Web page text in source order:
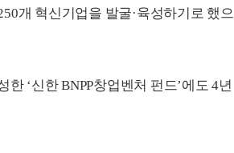
개 혁신기업을 발굴·육성하기로 했으
‘신한 BNPP창업벤처 펀드’에도 4년